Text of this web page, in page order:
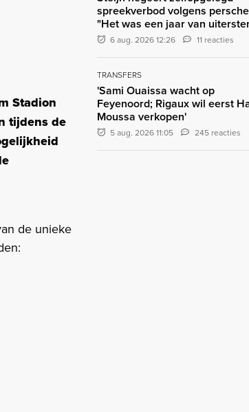
Stadion
tijdens de
de unieke
spreekverbod volgens
"Het was een jaar van
6 aug. 2026 12:26 11 reacties
TRANSFERS
'Sami Ouaissa wacht op
Feyenoord; Rigaux wil eerst
Moussa verkopen'
5 aug. 2026 11:05 245 reacties